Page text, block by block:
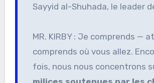
Sayyid al-Shuhada, le leader
MR. KIRBY : Je comprends —
comprends où vous allez.
fois, nous nous concentrons